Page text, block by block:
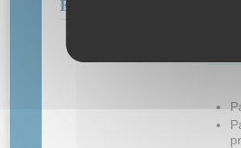
Épreuves CAEA - 2015